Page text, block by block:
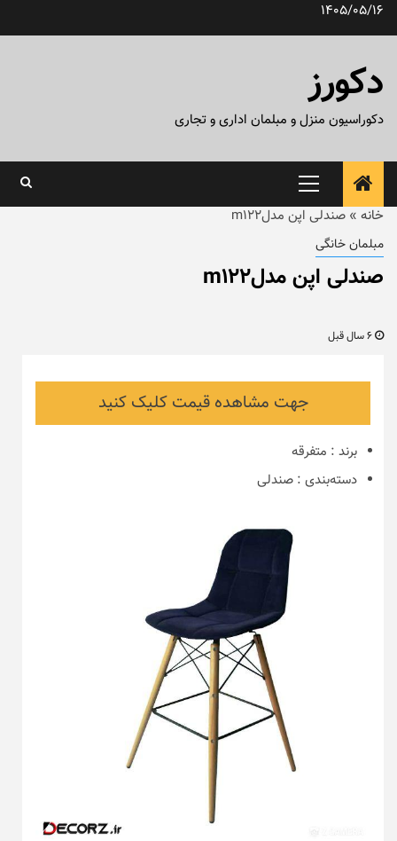
پرش1405/05/16
دکورز
دکوراسیون منزل و مبلمان اداری و تجاری
منوی
اصلی
خانه » صندلی اپن مدلm122
مبلمان خانگی
صندلی اپن مدلm122
جهت مشاهده قیمت کلیک کنید
برند : متفرقه
دسته‌بندی : صندلی